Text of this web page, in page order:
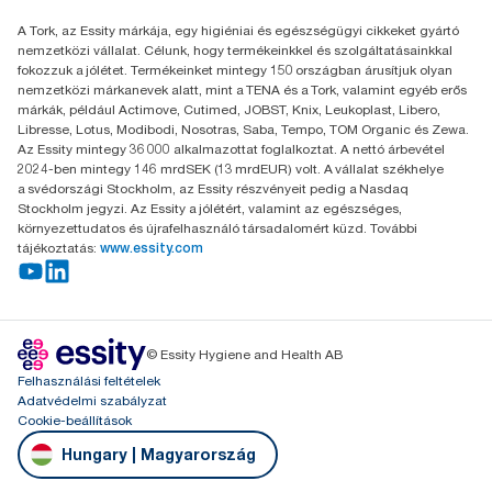
H-1021 Budapest
Budakeszi út 51.
A Tork, az Essity márkája, egy higiéniai és egészségügyi cikkeket gyártó
nemzetközi vállalat. Célunk, hogy termékeinkkel és szolgáltatásainkkal
fokozzuk a jólétet. Termékeinket mintegy 150 országban árusítjuk olyan
nemzetközi márkanevek alatt, mint a TENA és a Tork, valamint egyéb erős
márkák, például Actimove, Cutimed, JOBST, Knix, Leukoplast, Libero,
Libresse, Lotus, Modibodi, Nosotras, Saba, Tempo, TOM Organic és Zewa.
Az Essity mintegy 36 000 alkalmazottat foglalkoztat. A nettó árbevétel
2024-ben mintegy 146 mrdSEK (13 mrdEUR) volt. A vállalat székhelye
a svédországi Stockholm, az Essity részvényeit pedig a Nasdaq
Stockholm jegyzi. Az Essity a jólétért, valamint az egészséges,
környezettudatos és újrafelhasználó társadalomért küzd. További
tájékoztatás: www.essity.com
© Essity Hygiene and Health AB
Felhasználási feltételek
Adatvédelmi szabályzat
Cookie-beállítások
Hungary | Magyarország